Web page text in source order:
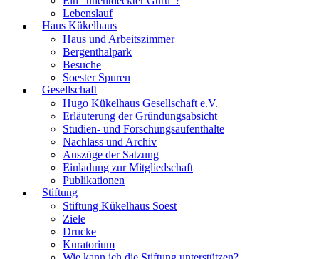
Lebenslauf
Haus Kükelhaus
Haus und Arbeitszimmer
Bergenthalpark
Besuche
Soester Spuren
Gesellschaft
Hugo Kükelhaus Gesellschaft e.V.
Erläuterung der Gründungsabsicht
Studien- und Forschungsaufenthalte
Nachlass und Archiv
Auszüge der Satzung
Einladung zur Mitgliedschaft
Publikationen
Stiftung
Stiftung Kükelhaus Soest
Ziele
Drucke
Kuratorium